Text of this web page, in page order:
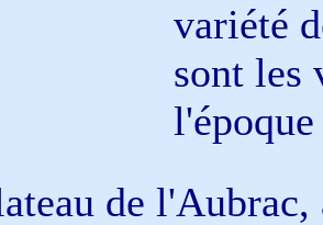
variété
sont les
de